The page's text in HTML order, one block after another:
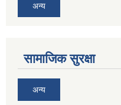
अन्य
सामाजिक सुरक्षा
अन्य